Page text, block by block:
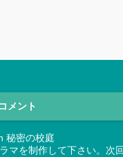
メント
秘密の校庭
マを制作して下さい。次